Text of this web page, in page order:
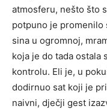
atmosferu, nešto što
potpuno je promenilo
sina u ogromnoj,
koja je do tada ostala
kontrolu. Eli je, u
dodirnuo sat koji je
naivni, dječji gest